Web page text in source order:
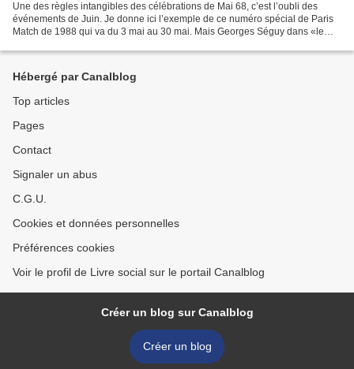
Une des règles intangibles des célébrations de Mai 68, c’est l’oubli des
événements de Juin. Je donne ici l’exemple de ce numéro spécial de Paris
Match de 1988 qui va du 3 mai au 30 mai. Mais Georges Séguy dans «le
Hébergé par Canalblog
Top articles
Pages
Contact
Signaler un abus
C.G.U.
Cookies et données personnelles
Préférences cookies
Voir le profil de Livre social sur le portail Canalblog
Créer un blog sur Canalblog
Créer un blog